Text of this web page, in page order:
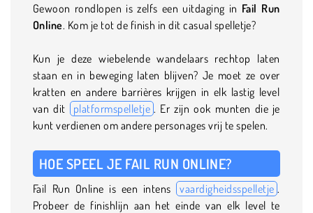
Gewoon rondlopen is zelfs een uitdaging in Fail Run
Online. Kom je tot de finish in dit casual spelletje?
Kun je deze wiebelende wandelaars rechtop laten
staan en in beweging laten blijven? Je moet ze over
kratten en andere barrières krijgen in elk lastig level
van dit
platformspelletje . Er zijn ook munten die je
kunt verdienen om andere personages vrij te spelen.
HOE SPEEL JE FAIL RUN ONLINE?
Fail Run Online is een intens vaardigheidsspelletje .
Probeer de finishlijn aan het einde van elk level te